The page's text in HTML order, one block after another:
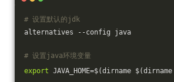
# 设置默认的jdk
alternatives --config java
# 设置java环境变量
export JAVA_HOME=$(dirname